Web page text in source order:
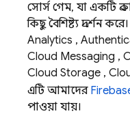
সোর্স গেম, যা একটি
কিছু বৈশিষ্ট্য প্রদর্শন
Analytics ,
Cloud Messaging ,
Cloud Storage ,
এটি আমাদের
পাওয়া যায়।